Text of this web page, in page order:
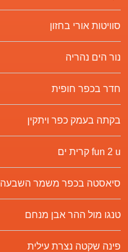
סוויטות אורי בחזון
נור הים נהריה
חדר בכפר חופית
בקתה בעמק כפר ויתקין
fun 2 u קרית ים
סיאסטה בכפר משמר השבעה
טנגו מול ההר אבן מנחם
פינה שקטה נצרת עילית